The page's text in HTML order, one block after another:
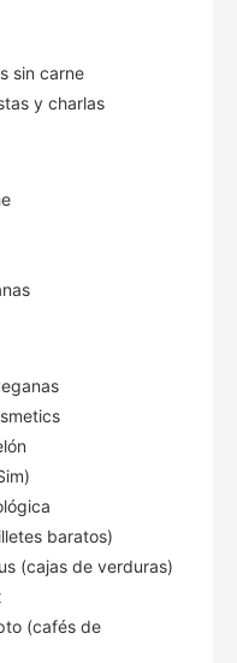
sin carne
y charlas
baratos)
(cajas de verduras)
(cafés de